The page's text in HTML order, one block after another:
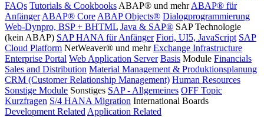
FAQs Tutorials & Cookbooks ABAP® und mehr ABAP® für
Anfänger ABAP® Core ABAP Objects® Dialogprogrammierung
Web-Dynpro, BSP + BHTML Java & SAP® SAP Technologie
(kein ABAP) SAP HANA für Anfänger Fiori, UI5, JavaScript SAP
Cloud Platform NetWeaver® und mehr Exchange Infrastructure
Enterprise Portal Web Application Server Basis Module Financials
Sales and Distribution Material Management & Produktionsplanung
CRM (Customer Relationship Management) Human Resources
Sonstige Module Sonstiges SAP - Allgemeines OFF Topic
Kurzfragen S/4 HANA Migration International Boards
Development Related Application Related